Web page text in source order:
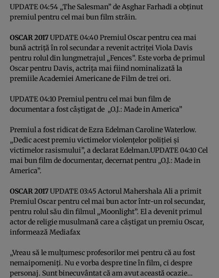
UPDATE 04:54 „The Salesman” de Asghar Farhadi a obţinut
premiul pentru cel mai bun film străin.
OSCAR 2017UPDATE 04:40 Premiul Oscar pentru cea mai
bună actriţă în rol secundar a revenit actriţei Viola Davis
pentru rolul din lungmetrajul „Fences”. Este vorba de primul
Oscar pentru Davis, actriţa mai fiind nominalizată la
premiile Academiei Americane de Film de trei ori.
UPDATE 04:10 Premiul pentru cel mai bun film de
documentar a fost câştigat de „O.J.: Made in America”
Premiul a fost ridicat de Ezra Edelman Caroline Waterlow.
„Dedic acest premiu victimelor violenţelor poliţiei şi
victimelor rasismului”, a declarat Edelman.UPDATE 04:10 Cel
mai bun film de documentar, decernat pentru „O.J.: Made in
America”.
OSCAR 2017UPDATE 03:45 Actorul Mahershala Ali a primit
Premiul Oscar pentru cel mai bun actor într-un rol secundar,
pentru rolul său din filmul „Moonlight”. El a devenit primul
actor de religie musulmană care a câştigat un premiu Oscar,
informează Mediafax
„Vreau să le mulţumesc profesorilor mei pentru că au fost
nemaipomeniţi. Nu e vorba despre tine în film, ci despre
personaj. Sunt binecuvântat că am avut această ocazie…